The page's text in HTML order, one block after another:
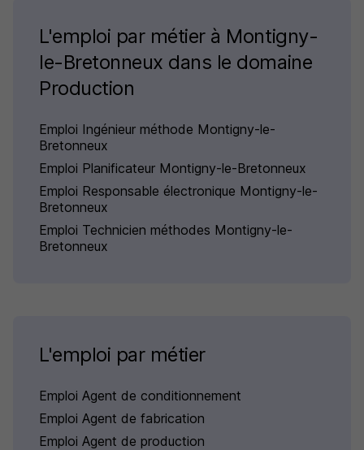
L'emploi par métier à Montigny-
le-Bretonneux dans le domaine
Production
Emploi Ingénieur méthode Montigny-le-
Bretonneux
Emploi Planificateur Montigny-le-Bretonneux
Emploi Responsable électronique Montigny-le-
Bretonneux
Emploi Technicien méthodes Montigny-le-
Bretonneux
L'emploi par métier
Emploi Agent de conditionnement
Emploi Agent de fabrication
Emploi Agent de production